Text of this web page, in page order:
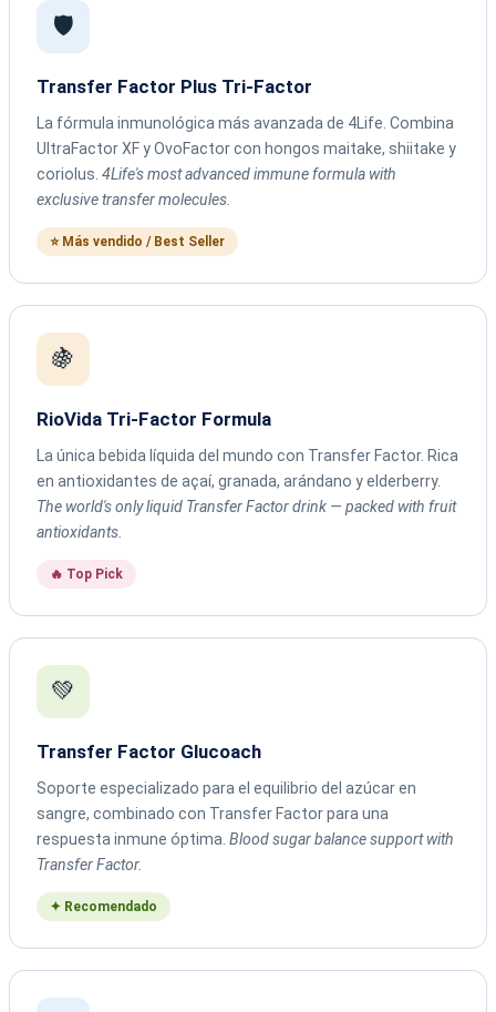
🛡️
Transfer Factor Plus Tri-Factor
La fórmula inmunológica más avanzada de 4Life. Combina
UltraFactor XF y OvoFactor con hongos maitake, shiitake y
coriolus. 4Life's most advanced immune formula with
exclusive transfer molecules.
⭐ Más vendido / Best Seller
🍇
RioVida Tri-Factor Formula
La única bebida líquida del mundo con Transfer Factor. Rica
en antioxidantes de açaí, granada, arándano y elderberry.
The world's only liquid Transfer Factor drink — packed with fruit
antioxidants.
🔥 Top Pick
💚
Transfer Factor Glucoach
Soporte especializado para el equilibrio del azúcar en
sangre, combinado con Transfer Factor para una
respuesta inmune óptima. Blood sugar balance support with
Transfer Factor.
✦ Recomendado